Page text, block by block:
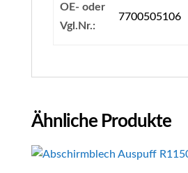
OE- oder
Vgl.Nr.:
7700505106
Ähnliche Produkte